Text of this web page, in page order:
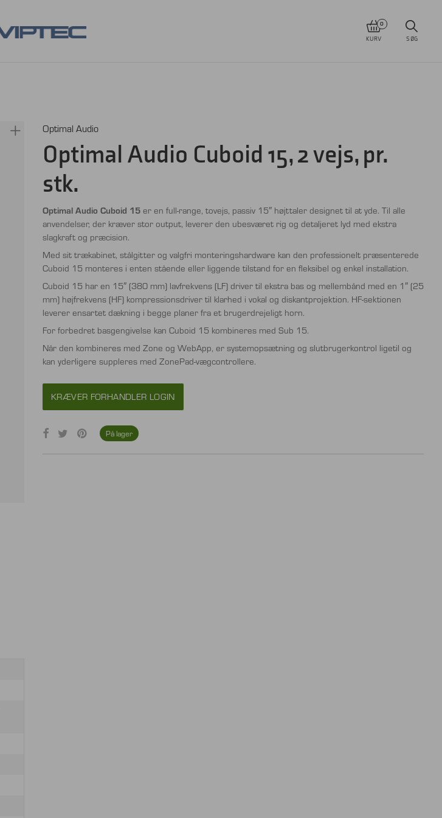
0
KURV SØG
Optimal Audio
Optimal Audio Cuboid 15, 2 vejs, pr.
stk.
Optimal Audio Cuboid 15 er en full-range, tovejs, passiv 15″ højttaler designet til at yde. Til alle
anvendelser, der kræver stor output, leverer den ubesværet rig og detaljeret lyd med ekstra
slagkraft og præcision.
Med sit trækabinet, stålgitter og valgfri monteringshardware kan den professionelt præsenterede
Cuboid 15 monteres i enten stående eller liggende tilstand for en fleksibel og enkel installation.
Cuboid 15 har en 15″ (380 mm) lavfrekvens (LF) driver til ekstra bas og mellembånd med en 1″ (25
mm) højfrekvens (HF) kompressionsdriver til klarhed i vokal og diskantprojektion. HF-sektionen
leverer ensartet dækning i begge planer fra et brugerdrejeligt horn.
For forbedret basgengivelse kan Cuboid 15 kombineres med Sub 15.
Når den kombineres med Zone og WebApp, er systemopsætning og slutbrugerkontrol ligetil og
kan yderligere suppleres med ZonePad-vægcontrollere.
KRÆVER FORHANDLER LOGIN
På lager